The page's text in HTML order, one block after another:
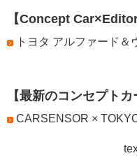
【Concept
トヨタ アルファード
【最新のコンセプト
CARSENSOR ×